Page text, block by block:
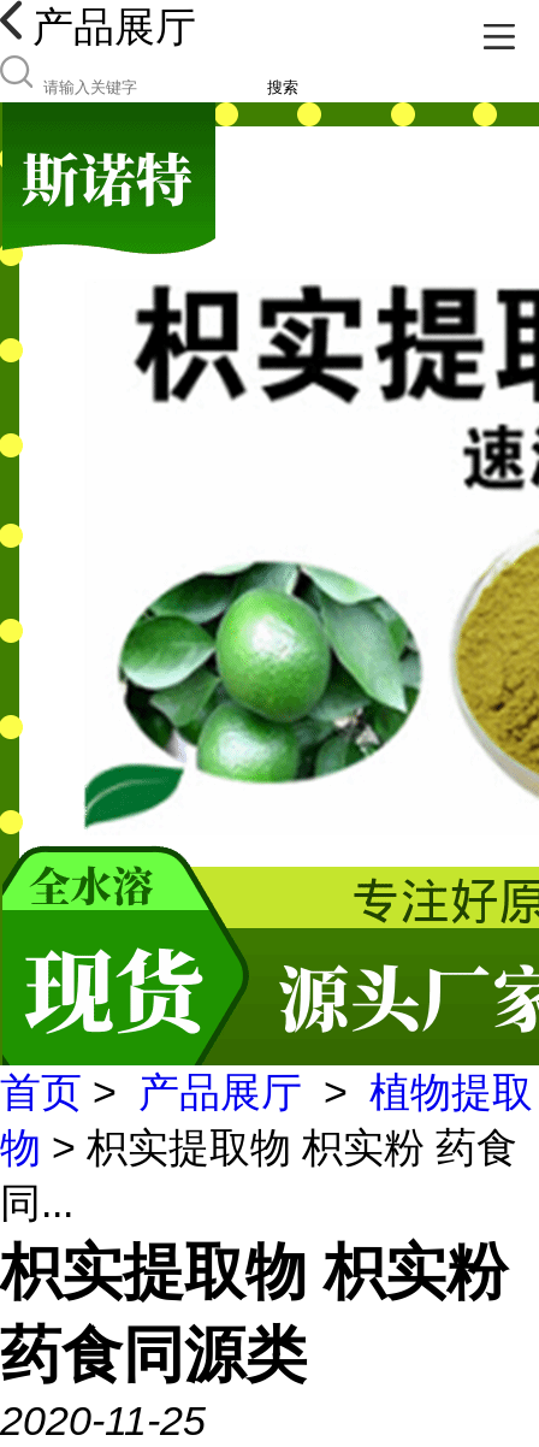
产品展厅
搜索
首页 > 产品展厅 > 植物提取
物 > 枳实提取物 枳实粉 药食
同...
枳实提取物 枳实粉
药食同源类
2020-11-25